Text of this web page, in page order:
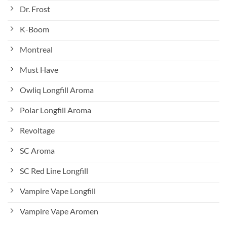
Dr. Frost
K-Boom
Montreal
Must Have
Owliq Longfill Aroma
Polar Longfill Aroma
Revoltage
SC Aroma
SC Red Line Longfill
Vampire Vape Longfill
Vampire Vape Aromen